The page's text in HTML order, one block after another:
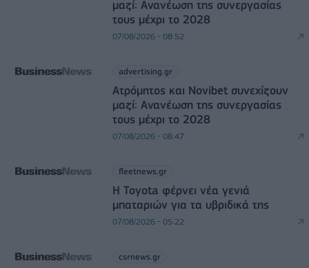
μαζί: Ανανέωση της συνεργασίας
τους μέχρι το 2028
07/08/2026 - 08:52
advertising.gr
Ατρόμητος και Novibet συνεχίζουν
μαζί: Ανανέωση της συνεργασίας
τους μέχρι το 2028
07/08/2026 - 08:47
fleetnews.gr
Η Toyota φέρνει νέα γενιά
μπαταριών για τα υβριδικά της
07/08/2026 - 05:22
csrnews.gr